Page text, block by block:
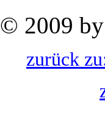
© 2009
zurück